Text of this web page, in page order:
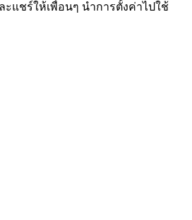
แชร์ให้เพื่อนๆ นำการตั้งค่าไปใช้